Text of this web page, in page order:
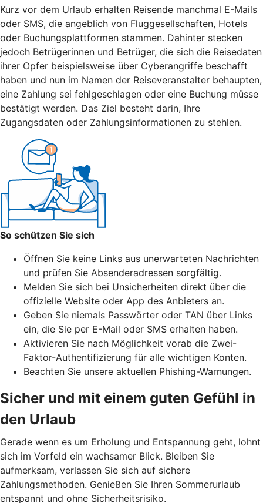
Kurz vor dem Urlaub erhalten Reisende manchmal E-Mails
oder SMS, die angeblich von Fluggesellschaften, Hotels
oder Buchungsplattformen stammen. Dahinter stecken
jedoch Betrügerinnen und Betrüger, die sich die Reisedaten
ihrer Opfer beispielsweise über Cyberangriffe beschafft
haben und nun im Namen der Reiseveranstalter behaupten,
eine Zahlung sei fehlgeschlagen oder eine Buchung müsse
bestätigt werden. Das Ziel besteht darin, Ihre
Zugangsdaten oder Zahlungsinformationen zu stehlen.
So schützen Sie sich
Öffnen Sie keine Links aus unerwarteten Nachrichten
und prüfen Sie Absenderadressen sorgfältig.
Melden Sie sich bei Unsicherheiten direkt über die
offizielle Website oder App des Anbieters an.
Geben Sie niemals Passwörter oder TAN über Links
ein, die Sie per E-Mail oder SMS erhalten haben.
Aktivieren Sie nach Möglichkeit vorab die Zwei-
Faktor-Authentifizierung für alle wichtigen Konten.
Beachten Sie unsere aktuellen Phishing-Warnungen.
Sicher und mit einem guten Gefühl in
den Urlaub
Gerade wenn es um Erholung und Entspannung geht, lohnt
sich im Vorfeld ein wachsamer Blick. Bleiben Sie
aufmerksam, verlassen Sie sich auf sichere
Zahlungsmethoden. Genießen Sie Ihren Sommerurlaub
entspannt und ohne Sicherheitsrisiko.